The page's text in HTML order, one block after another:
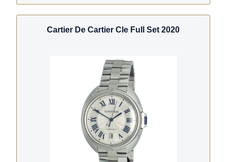
Cartier De Cartier Cle Full Set 2020